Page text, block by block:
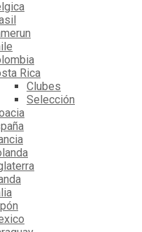
Rica
Clubes
Selección